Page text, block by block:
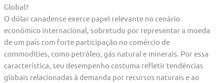
Global?
O dólar canadense exerce papel relevante no cenário
econômico internacional, sobretudo por representar a moeda
de um país com forte participação no comércio de
commodities, como petróleo, gás natural e minerais. Por essa
característica, seu desempenho costuma refletir tendências
globais relacionadas à demanda por recursos naturais e ao